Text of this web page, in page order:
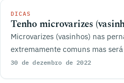
DICAS
Tenho microvarizes
Microvarizes (vasinhos) nas
extremamente comuns mas
30 de dezembro de 2022